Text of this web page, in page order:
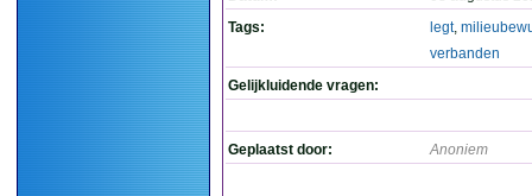
Tags:
legt,
verbanden
Gelijkluidende vragen:
Geplaatst door: Anoniem